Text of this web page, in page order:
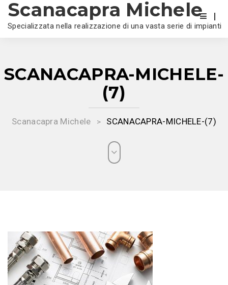
Scanacapra Michele
Specializzata nella realizzazione di una vasta serie di impianti
SCANACAPRA-MICHELE-
(7)
Scanacapra Michele > SCANACAPRA-MICHELE-(7)